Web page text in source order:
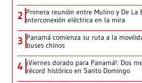
2 Primera reunión entre Mulino y De La
interconexión eléctrica en la mira
3 Panamá comienza su ruta a la
buses chinos
4 ¡Viernes dorado para Panamá!: Dos
récord histórico en Santo Domingo